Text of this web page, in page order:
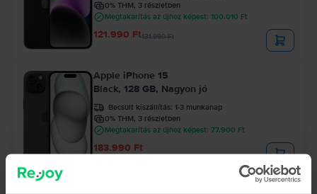
0% THM, 3 részletben
Megtakarítás az újhoz képest: 100.010 Ft
121.990 Ft131.990 Ft
Apple iPhone 15
Black, 128 GB, Nagyon jó
Becsült kiszállítás: 1-3 munkanap
0% THM, 3 részletben
Megtakarítás az újhoz képest: 77.900 Ft
183.990 Ft